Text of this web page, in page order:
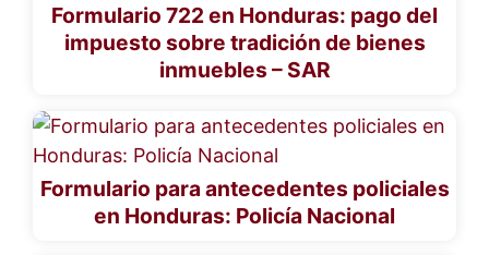
Formulario 722 en Honduras: pago del
impuesto sobre tradición de bienes
inmuebles – SAR
Formulario para antecedentes policiales
en Honduras: Policía Nacional